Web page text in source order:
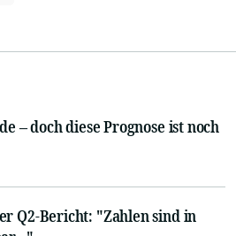
– doch diese Prognose ist noch
Q2-Bericht: "Zahlen sind in